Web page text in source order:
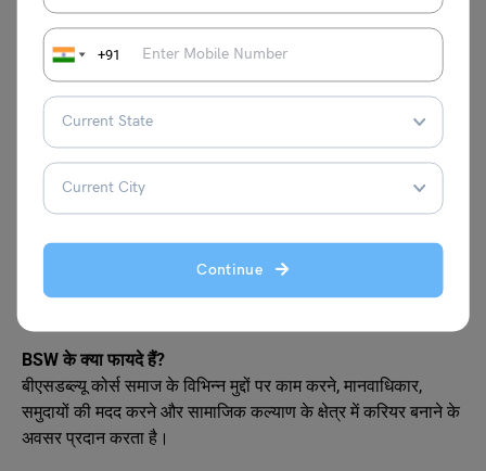
+91
Continue
BSW एक 3 साल का स्नातक डिग्री कोर्स होता है।
BSW का भविष्य क्या है?
बीएसडब्ल्यू का भविष्य समाजसेवा, एनजीओ, सरकारी योजनाओं और मानव
कल्याण क्षेत्रों में करियर के अच्छे अवसरों के रूप में उज्ज्वल है।
क्या MSW के बाद सरकारी नौकरी मिल सकती है?
MSW के बाद सामाजिक कल्याण, स्वास्थ्य, शिक्षा और ग्रामीण विकास जैसे
क्षेत्रों में सरकारी नौकरी मिल सकती है।
BSW के बाद क्या करना चाहिए?
बीएसडब्ल्यू के बाद आप MSW, MBA जैसे उच्च अध्ययन कर सकते हैं या
BSW के क्या फायदे हैं?
बीएसडब्ल्यू कोर्स समाज के विभिन्न मुद्दों पर काम करने, मानवाधिकार,
समुदायों की मदद करने और सामाजिक कल्याण के क्षेत्र में करियर बनाने के
अवसर प्रदान करता है।